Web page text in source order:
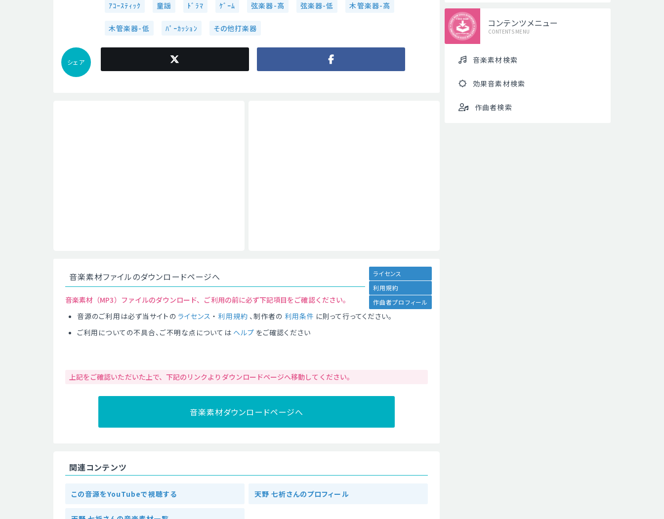
ｱｺｰｽﾃｨｯｸ 童謡 ﾄﾞﾗﾏ ｹﾞｰﾑ 弦楽器-高 弦楽器-低 木管楽器-高
木管楽器-低 ﾊﾟｰｶｯｼｮﾝ その他打楽器
シェア
音楽素材ファイルのダウンロードページへ
ライセンス
利用規約
作曲者プロフィール
音楽素材（MP3）ファイルのダウンロード、ご利用の前に必ず下記項目をご確認ください。
音源のご利用は必ず当サイトの ライセンス ・ 利用規約 、制作者の 利用条件 に則って行ってください。
ご利用についての不具合、ご不明な点については ヘルプ をご確認ください
上記をご確認いただいた上で、下記のリンクよりダウンロードページへ移動してください。
音楽素材ダウンロードページへ
関連コンテンツ
この音源をYouTubeで視聴する 天野 七祈さんのプロフィール
コンテンツメニュー
CONTENTS MENU
音楽素材検索
効果音素材検索
作曲者検索